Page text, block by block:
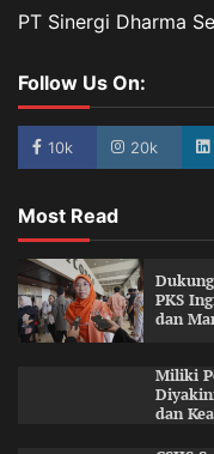
PT Sinergi Dharma
Follow Us On:
10k 20k
Most Read
PKS
dan
Miliki
dan